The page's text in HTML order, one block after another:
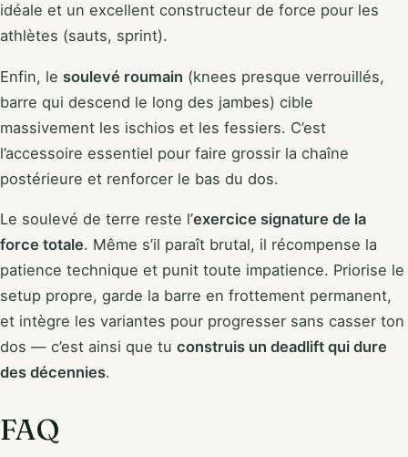
idéale et un excellent constructeur de force pour les
athlètes (sauts, sprint).
Enfin, le soulevé roumain (knees presque verrouillés,
barre qui descend le long des jambes) cible
massivement les ischios et les fessiers. C’est
l’accessoire essentiel pour faire grossir la chaîne
postérieure et renforcer le bas du dos.
Le soulevé de terre reste l’exercice signature de la
force totale. Même s’il paraît brutal, il récompense la
patience technique et punit toute impatience. Priorise le
setup propre, garde la barre en frottement permanent,
et intègre les variantes pour progresser sans casser ton
dos — c’est ainsi que tu construis un deadlift qui dure
des décennies.
FAQ